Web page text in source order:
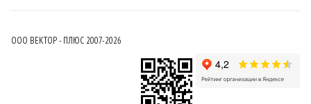
ООО ВЕКТОР - ПЛЮС 2007-2026